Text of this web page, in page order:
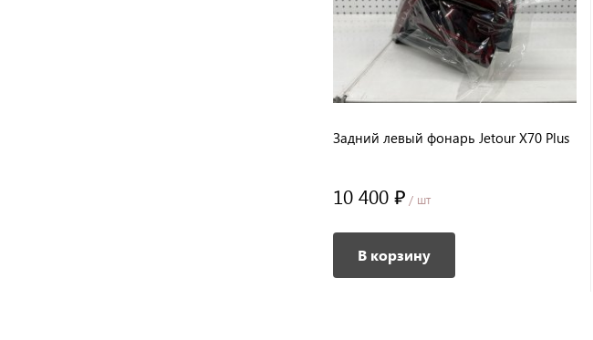
Задний левый фонарь Jetour X70 Plus
10 400 ₽ / шт
В корзину